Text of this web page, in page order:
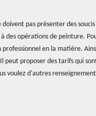
doivent pas présenter des
des opérations de peinture.
en la matière.
peut proposer des tarifs qui
voulez d'autres